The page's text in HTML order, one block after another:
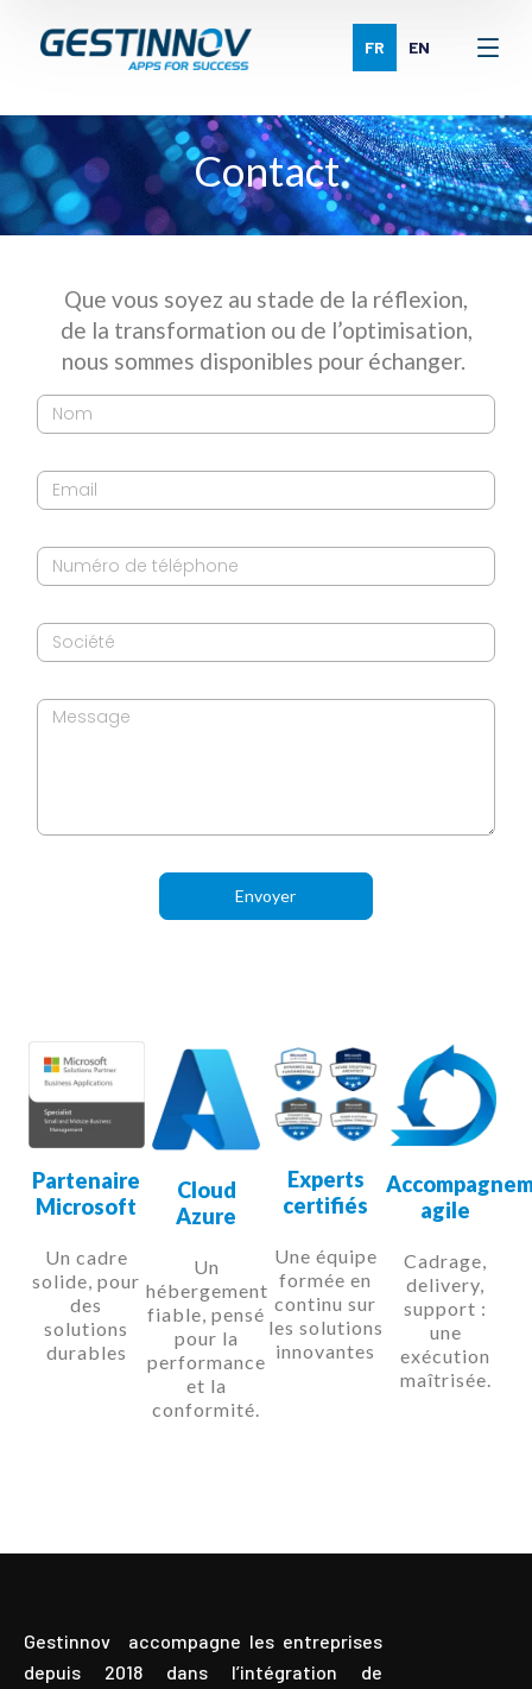
FR EN
Contact
Que vous soyez au stade de la réflexion,
de la transformation ou de l’optimisation,
nous sommes disponibles pour échanger.
Envoyer
Partenaire
Microsoft
Un cadre
solide, pour
des
solutions
durables
Cloud
Azure
Un
hébergement
fiable, pensé
pour la
performance
et la
conformité.
Experts
certifiés
Une équipe
formée en
continu sur
les solutions
innovantes
agile
Cadrage,
delivery,
support :
une
exécution
maîtrisée.
Gestinnov accompagne les entreprises
depuis 2018 dans l’intégration de